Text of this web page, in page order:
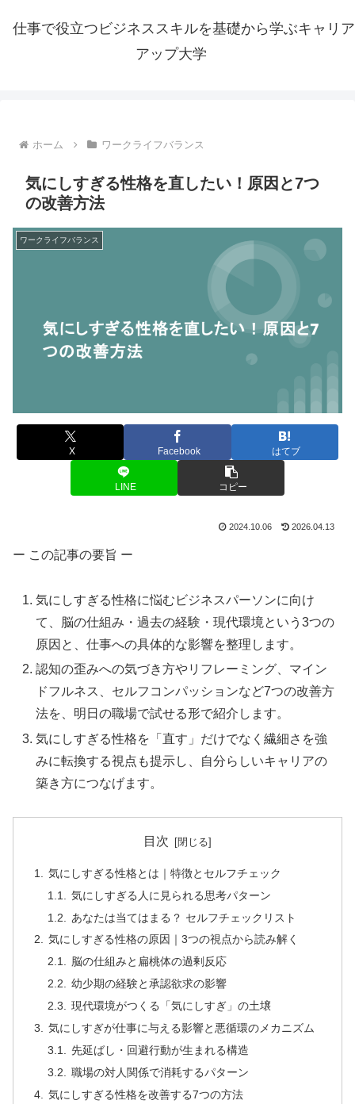
仕事で役立つビジネススキルを基礎から学ぶキャリア
アップ大学
ホーム ワークライフバランス
気にしすぎる性格を直したい！原因と7つ
の改善方法
ワークライフバランス
X Facebook はてブ
LINE コピー
2024.10.06 2026.04.13
ー この記事の要旨 ー
気にしすぎる性格に悩むビジネスパーソンに向け
て、脳の仕組み・過去の経験・現代環境という3つの
原因と、仕事への具体的な影響を整理します。
認知の歪みへの気づき方やリフレーミング、マイン
ドフルネス、セルフコンパッションなど7つの改善方
法を、明日の職場で試せる形で紹介します。
気にしすぎる性格を「直す」だけでなく繊細さを強
みに転換する視点も提示し、自分らしいキャリアの
築き方につなげます。
目次
気にしすぎる性格とは｜特徴とセルフチェック
気にしすぎる人に見られる思考パターン
あなたは当てはまる？ セルフチェックリスト
気にしすぎる性格の原因｜3つの視点から読み解く
脳の仕組みと扁桃体の過剰反応
幼少期の経験と承認欲求の影響
現代環境がつくる「気にしすぎ」の土壌
気にしすぎが仕事に与える影響と悪循環のメカニズム
先延ばし・回避行動が生まれる構造
職場の対人関係で消耗するパターン
気にしすぎる性格を改善する7つの方法